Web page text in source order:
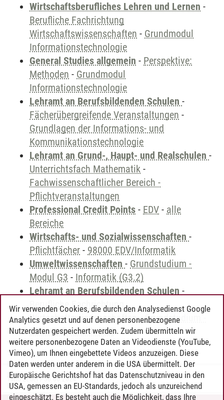
Wirtschaftsberufliches Lehren und Lernen -
Berufliche Fachrichtung
Wirtschaftswissenschaften - Grundmodul
Informationstechnologie
General Studies allgemein - Perspektive:
Methoden - Grundmodul
Informationstechnologie
Lehramt an Berufsbildenden Schulen -
Fächerübergreifende Veranstaltungen -
Grundlagen der Informations- und
Kommunikationstechnologie
Lehramt an Grund-, Haupt- und Realschulen -
Unterrichtsfach Mathematik -
Fachwissenschaftlicher Bereich -
Pflichtveranstaltungen
Professional Credit Points - EDV - alle
Bereiche
Wirtschafts- und Sozialwissenschaften -
Pflichtfächer - 98000 EDV/Informatik
Umweltwissenschaften - Grundstudium -
Modul G3 - Informatik (G3.2)
Lehramt an Berufsbildenden Schulen -
Berufliche Fachrichtung
Wirtschaftswissenschaften-Grundstudium -
EDV / Informatik (B5)
Timo Leder/30.06.2024
Wir verwenden Cookies, die durch den Analysedienst Google
Analytics gesetzt und auf denen personenbezogene
Nutzerdaten gespeichert werden. Zudem übermitteln wir
weitere personenbezogene Daten an Videodienste (YouTube,
Vimeo), um Ihnen eingebettete Videos anzuzeigen. Diese
Daten werden unter anderem in die USA übermittelt. Der
Europäische Gerichtshof hat das Datenschutzniveau in den
USA, gemessen an EU-Standards, jedoch als unzureichend
eingeschätzt. Es besteht auch die Möglichkeit, dass Ihre